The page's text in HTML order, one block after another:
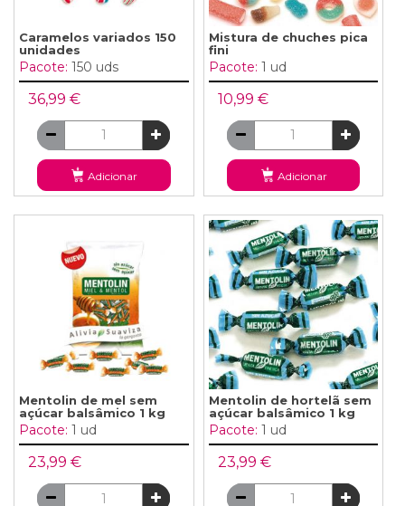
Caramelos variados 150
unidades
Pacote: 150 uds
36,99 €
Adicionar
Mistura de chuches pica
fini
Pacote: 1 ud
10,99 €
Adicionar
Mentolin de mel sem
açúcar balsâmico 1 kg
Pacote: 1 ud
23,99 €
Mentolin de hortelã sem
açúcar balsâmico 1 kg
Pacote: 1 ud
23,99 €